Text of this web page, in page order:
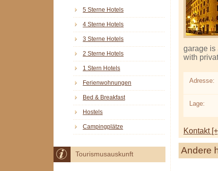
garage is
with
Adresse:
Lage:
Kontakt
Andere
5 Sterne Hotels
4 Sterne Hotels
3 Sterne Hotels
2 Sterne Hotels
1 Stern Hotels
Ferienwohnungen
Bed & Breakfast
Hostels
Campingplätze
Tourismusauskunft